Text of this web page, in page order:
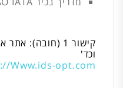
קישור 1 (חובה):
וכד'
Www.ids-opt.com